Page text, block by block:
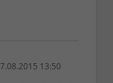
13:50